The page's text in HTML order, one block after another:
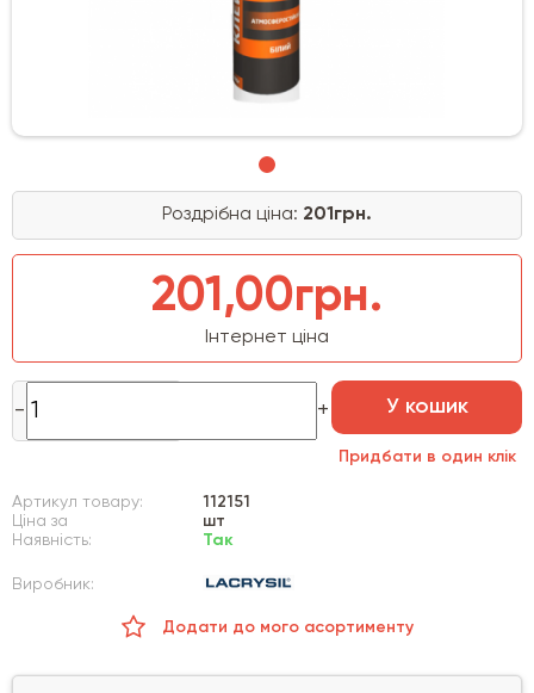
Роздрібна ціна: 201грн.
201,00грн.
Інтернет ціна
У кошик
Придбати в один клік
Артикул товару:
112151
Ціна за
шт
Наявність:
Так
Виробник:
Додати до мого асортименту